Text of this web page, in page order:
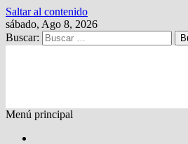
Saltar al contenido
sábado, Ago 8, 2026
Buscar:
Menú principal